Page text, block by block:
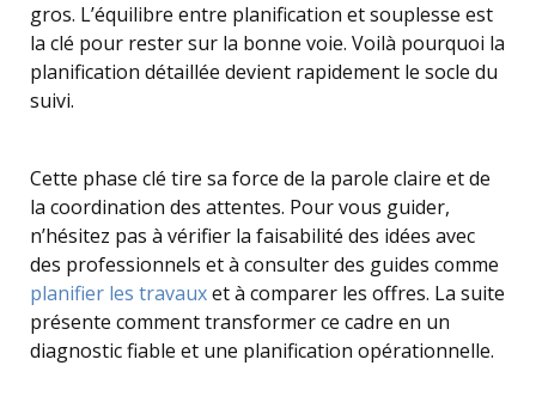
gros. L’équilibre entre planification et souplesse est
la clé pour rester sur la bonne voie. Voilà pourquoi la
planification détaillée devient rapidement le socle du
suivi.
Cette phase clé tire sa force de la parole claire et de
la coordination des attentes. Pour vous guider,
n’hésitez pas à vérifier la faisabilité des idées avec
des professionnels et à consulter des guides comme
planifier les travauxet à comparer les offres. La suite
présente comment transformer ce cadre en un
diagnostic fiable et une planification opérationnelle.